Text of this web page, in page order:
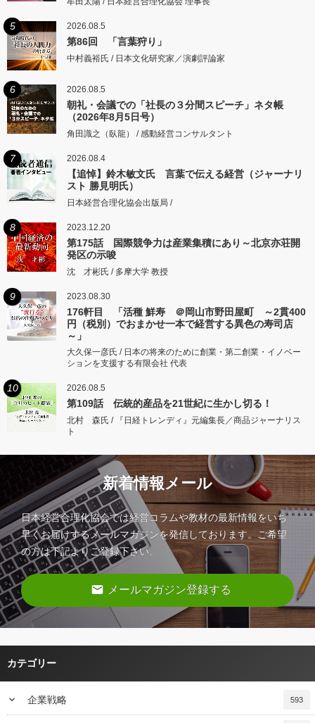
5 2026.08.5
第86回 「言葉狩り」
中村義裕氏 / 日本文化研究家／演劇評論家
6 2026.08.5
朝礼・会議での「社長の３分間スピーチ」ネタ帳
（2026年8月5日号）
角田識之（臥龍） / 感動経営コンサルタント
7 2026.08.4
【追悼】鈴木敏文氏 言葉で伝える経営（ジャーナリ
スト 勝見明氏）
日本経営合理化協会出版局 /
8 2023.12.20
第175話 国際競争力は産業集積にあり～北京亦荘開
発区の示唆
沈 才彬氏 / 多摩大学 教授
9 2023.08.30
176軒目 「活種 鮮寿 ＠岡山市野田屋町 ～2貫400
円（税別）でおまかせ一本で経営する異色の寿司店
～」
大久保一彦氏 / 日本の将来のために創業・第二創業・イノベー
ションを支援する有限会社 代表
10 2026.08.5
第109話 伝統的産品を21世紀に生かし切る！
北村 森氏 / 『日経トレンディ』元編集長／商品ジャーナリス
ト
新着情報メール
日本経営合理化協会では経営コラムや教材の最新情報をいち
早くお届けするメールマガジンを発信しております。ご希望
の方は下記よりご登録下さい。
email メールマガジン登録する
カテゴリー
keyboard_arrow_down 企業戦略 593